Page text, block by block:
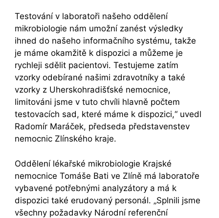
Testování v laboratoři našeho oddělení
mikrobiologie nám umožní zanést výsledky
ihned do našeho informačního systému, takže
je máme okamžitě k dispozici a můžeme je
rychleji sdělit pacientovi. Testujeme zatím
vzorky odebírané našimi zdravotníky a také
vzorky z Uherskohradišťské nemocnice,
limitováni jsme v tuto chvíli hlavně počtem
testovacích sad, které máme k dispozici,“ uvedl
Radomír Maráček, předseda představenstev
nemocnic Zlínského kraje.
Oddělení lékařské mikrobiologie Krajské
nemocnice Tomáše Bati ve Zlíně má laboratoře
vybavené potřebnými analyzátory a má k
dispozici také erudovaný personál. „Splnili jsme
všechny požadavky Národní referenční